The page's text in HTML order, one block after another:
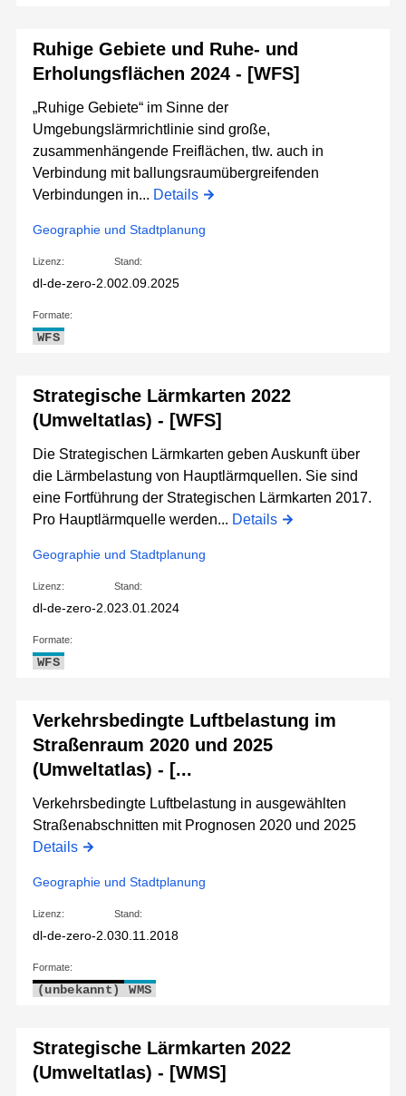
Ruhige Gebiete und Ruhe- und
Erholungsflächen 2024 - [WFS]
„Ruhige Gebiete“ im Sinne der
Umgebungslärmrichtlinie sind große,
zusammenhängende Freiflächen, tlw. auch in
Verbindung mit ballungsraumübergreifenden
Verbindungen in... Details
Geographie und Stadtplanung
Lizenz:
dl-de-zero-2.0
Stand:
02.09.2025
Formate:
WFS
Strategische Lärmkarten 2022
(Umweltatlas) - [WFS]
Die Strategischen Lärmkarten geben Auskunft über
die Lärmbelastung von Hauptlärmquellen. Sie sind
eine Fortführung der Strategischen Lärmkarten 2017.
Pro Hauptlärmquelle werden... Details
Geographie und Stadtplanung
Lizenz:
dl-de-zero-2.0
Stand:
23.01.2024
Formate:
WFS
Verkehrsbedingte Luftbelastung im
Straßenraum 2020 und 2025
(Umweltatlas) - [...
Verkehrsbedingte Luftbelastung in ausgewählten
Straßenabschnitten mit Prognosen 2020 und 2025
Details
Geographie und Stadtplanung
Lizenz:
dl-de-zero-2.0
Stand:
30.11.2018
Formate:
(unbekannt) WMS
Strategische Lärmkarten 2022
(Umweltatlas) - [WMS]